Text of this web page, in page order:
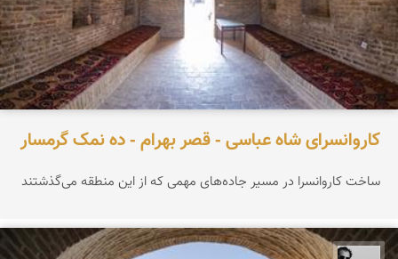
کاروانسرای شاه عباسی - قصر بهرام - ده نمک گرمسار
ساخت کاروانسرا در مسیر جاده‌های مهمی که از این منطقه می‌گذشتند